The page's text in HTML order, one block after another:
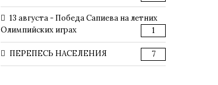
13 августа - Победа Сапиева на летних
Олимпийских играх
1
ПЕРЕПЕСЬ НАСЕЛЕНИЯ 7